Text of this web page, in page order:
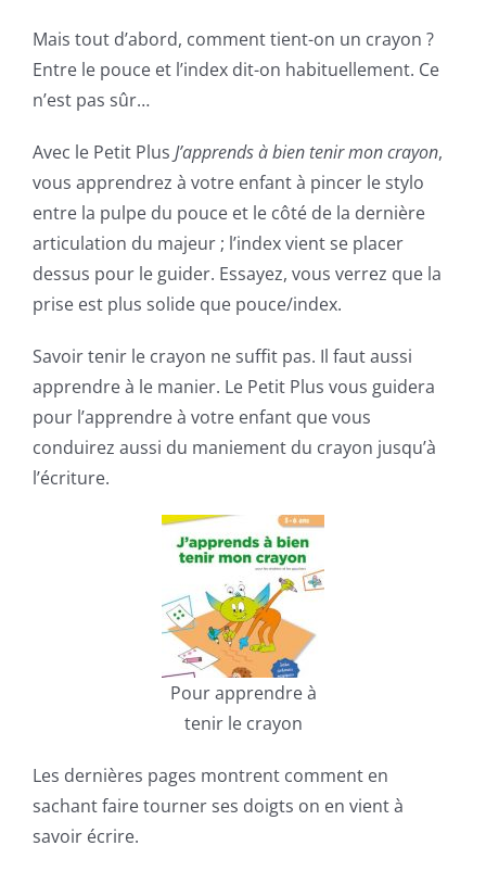
Mais tout d’abord, comment tient-on un crayon ?
Entre le pouce et l’index dit-on habituellement. Ce
n’est pas sûr…
Avec le Petit Plus J’apprends à bien tenir mon crayon,
vous apprendrez à votre enfant à pincer le stylo
entre la pulpe du pouce et le côté de la dernière
articulation du majeur ; l’index vient se placer
dessus pour le guider. Essayez, vous verrez que la
prise est plus solide que pouce/index.
Savoir tenir le crayon ne suffit pas. Il faut aussi
apprendre à le manier. Le Petit Plus vous guidera
pour l’apprendre à votre enfant que vous
conduirez aussi du maniement du crayon jusqu’à
l’écriture.
Pour apprendre à
tenir le crayon
Les dernières pages montrent comment en
sachant faire tourner ses doigts on en vient à
savoir écrire.